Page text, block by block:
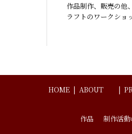
作品制作、販売の他
ラフトのワークショ
HOME ABOUT
作品 制作活動